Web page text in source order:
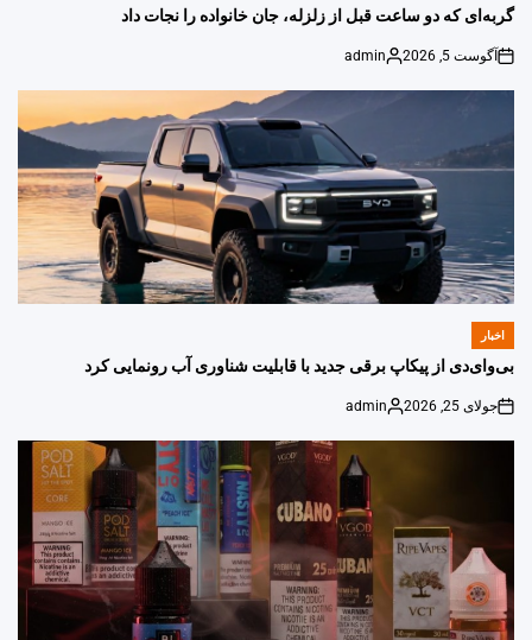
IN
گربه‌ای که دو ساعت قبل از زلزله، جان خانواده را نجات داد
on
آگوست 5, 2026
Posted
admin
POSTED
اخبار
بی‌وای‌دی از پیکاپ برقی جدید با قابلیت شناوری آب رونمایی کرد
on
جولای 25, 2026
Posted
admin